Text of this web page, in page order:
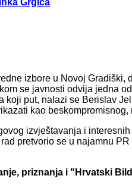
Grgića
izbore u Novoj
se javnosti odvija jedna
koji put, nalazi se Berislav
kao
izvještavanja i
pretvorio se u najamnu
priznanja i "Hrvatski